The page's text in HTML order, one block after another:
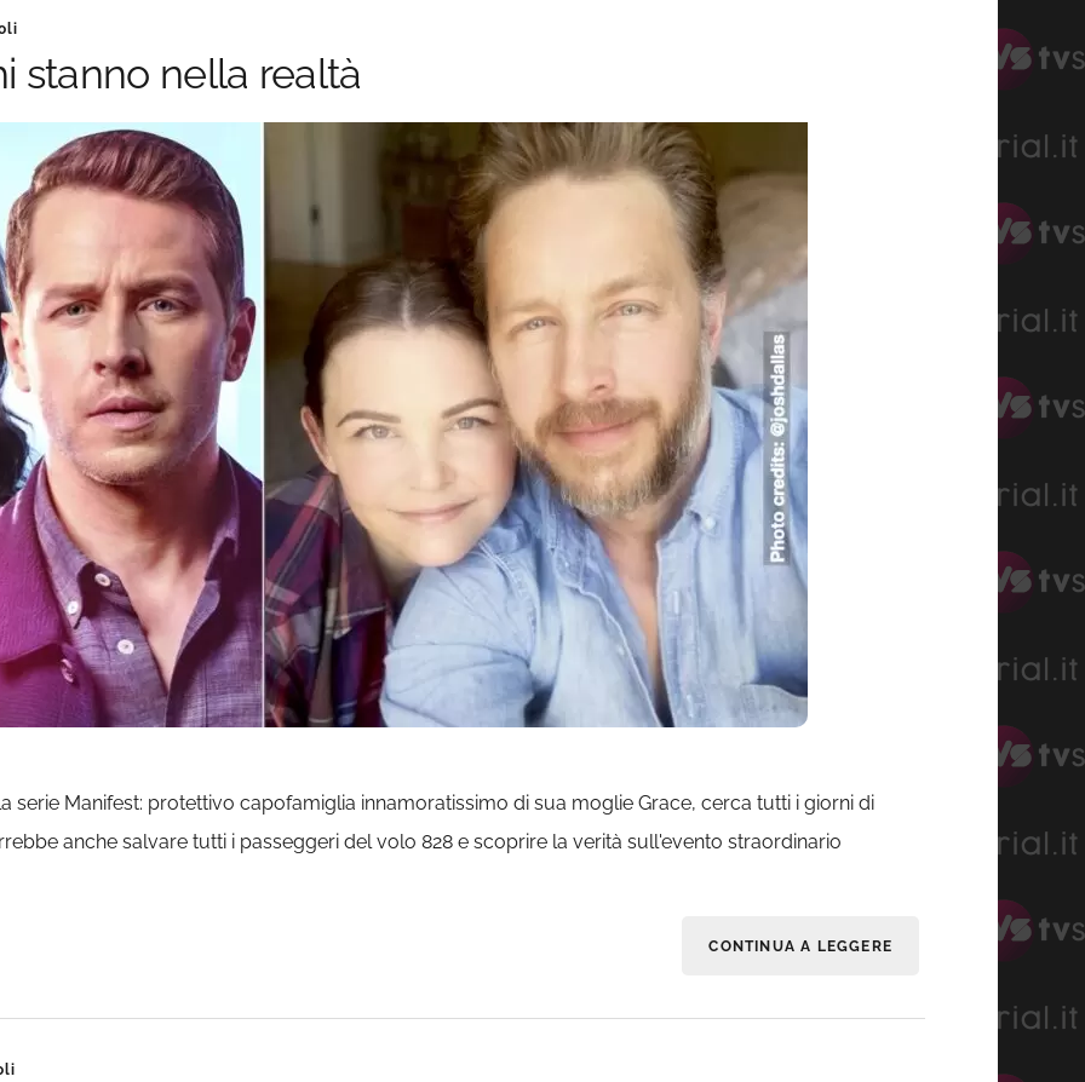
stanno nella realtà
serie Manifest: protettivo capofamiglia innamoratissimo di sua moglie Grace, cerca tutti i giorni di
anche salvare tutti i passeggeri del volo 828 e scoprire la verità sull'evento straordinario
CONTINUA A LEGGERE